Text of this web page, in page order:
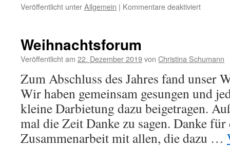
Veröffentlicht unterAllgemein | Kommentare deaktiviertfür
Weihnachtsforum
Veröffentlicht am 22. Dezember 2019von Christina Schumann
Zum Abschluss des Jahres fand unser
Wir haben gemeinsam gesungen und
kleine Darbietung dazu beigetragen.
mal die Zeit Danke zu sagen. Danke für
Zusammenarbeit mit allen, die dazu …